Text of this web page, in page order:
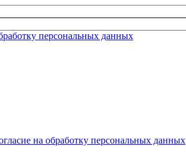
персональных данных
на обработку персональных данных